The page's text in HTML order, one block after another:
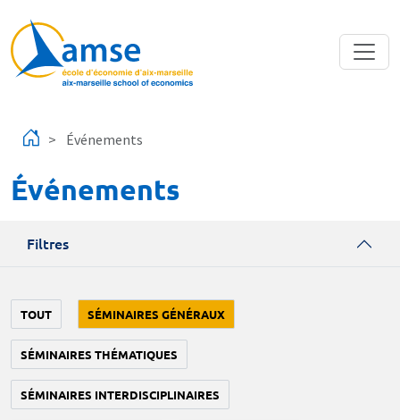
Événements
Événements
Filtres
TOUT SÉMINAIRES GÉNÉRAUX
SÉMINAIRES THÉMATIQUES
SÉMINAIRES INTERDISCIPLINAIRES